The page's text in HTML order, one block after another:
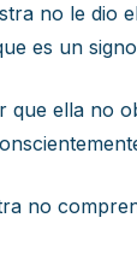
no le dio
es un
que ella no
no